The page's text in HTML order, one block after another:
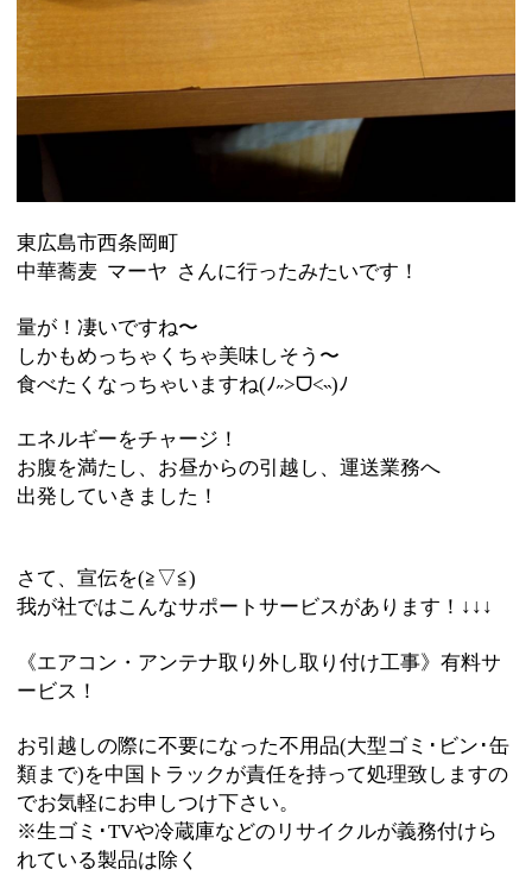
東広島市西条岡町
中華蕎麦 マーヤ さんに行ったみたいです！
量が！凄いですね〜
しかもめっちゃくちゃ美味しそう〜
食べたくなっちゃいますね(ﾉ˶>ᗜ​<˵)ﾉ
エネルギーをチャージ！
お腹を満たし、お昼からの引越し、運送業務へ
出発していきました！
さて、宣伝を(≧▽≦)
我が社ではこんなサポートサービスがあります！↓↓↓
《エアコン・アンテナ取り外し取り付け工事》有料サ
ービス！
お引越しの際に不要になった不用品(大型ゴミ･ビン･缶
類まで)を中国トラックが責任を持って処理致しますの
でお気軽にお申しつけ下さい。
※生ゴミ･TVや冷蔵庫などのリサイクルが義務付けら
れている製品は除く